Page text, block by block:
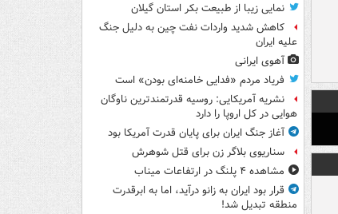
نمایی زیبا از طبیعت بکر استان گیلان
کاهش شدید واردات نفت چین به دلیل جنگ
علیه ایران
آهوی ایرانی
فریاد مردم «فدایی خامنه‌ای بودن» است
نشریه آمریکایی: روسیه قدرتمندترین ناوگان
هوایی در کل اروپا را دارد
آغاز جنگ ایران برای پایان قدرت آمریکا بود
سناریوی بلاگر زن برای قتل شوهرش
مشاهده ۴ پلنگ در ارتفاعات میناب
قرار بود ایران به زانو درآید، اما به ابرقدرت
منطقه تبدیل شد!